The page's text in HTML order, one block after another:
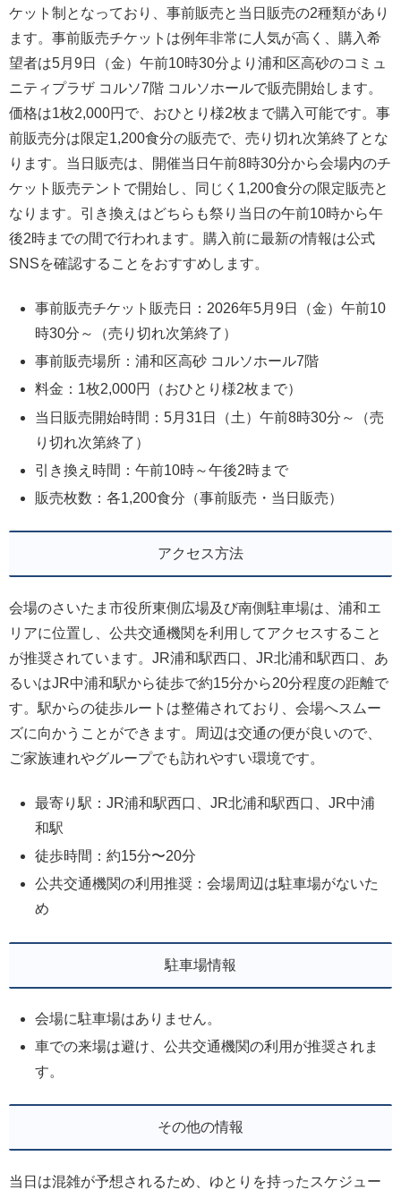
ケット制となっており、事前販売と当日販売の2種類があり
ます。事前販売チケットは例年非常に人気が高く、購入希
望者は5月9日（金）午前10時30分より浦和区高砂のコミュ
ニティプラザ コルソ7階 コルソホールで販売開始します。
価格は1枚2,000円で、おひとり様2枚まで購入可能です。事
前販売分は限定1,200食分の販売で、売り切れ次第終了とな
ります。当日販売は、開催当日午前8時30分から会場内のチ
ケット販売テントで開始し、同じく1,200食分の限定販売と
なります。引き換えはどちらも祭り当日の午前10時から午
後2時までの間で行われます。購入前に最新の情報は公式
SNSを確認することをおすすめします。
事前販売チケット販売日：2026年5月9日（金）午前10
時30分～（売り切れ次第終了）
事前販売場所：浦和区高砂 コルソホール7階
料金：1枚2,000円（おひとり様2枚まで）
当日販売開始時間：5月31日（土）午前8時30分～（売
り切れ次第終了）
引き換え時間：午前10時～午後2時まで
販売枚数：各1,200食分（事前販売・当日販売）
アクセス方法
会場のさいたま市役所東側広場及び南側駐車場は、浦和エ
リアに位置し、公共交通機関を利用してアクセスすること
が推奨されています。JR浦和駅西口、JR北浦和駅西口、あ
るいはJR中浦和駅から徒歩で約15分から20分程度の距離で
す。駅からの徒歩ルートは整備されており、会場へスムー
ズに向かうことができます。周辺は交通の便が良いので、
ご家族連れやグループでも訪れやすい環境です。
最寄り駅：JR浦和駅西口、JR北浦和駅西口、JR中浦
和駅
徒歩時間：約15分〜20分
公共交通機関の利用推奨：会場周辺は駐車場がないた
め
駐車場情報
会場に駐車場はありません。
車での来場は避け、公共交通機関の利用が推奨されま
す。
その他の情報
当日は混雑が予想されるため、ゆとりを持ったスケジュー